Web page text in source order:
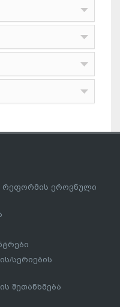
რეფორმის ეროვნული
სერიების
შეთანხმება